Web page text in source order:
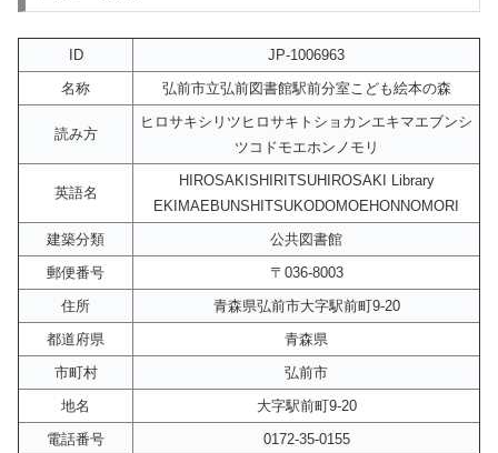
ID
JP-1006963
名称
弘前市立弘前図書館駅前分室こども絵本の森
読み方
ヒロサキシリツヒロサキトショカンエキマエブンシ
ツコドモエホンノモリ
英語名
HIROSAKISHIRITSUHIROSAKI Library
EKIMAEBUNSHITSUKODOMOEHONNOMORI
建築分類
公共図書館
郵便番号
〒036-8003
住所
青森県弘前市大字駅前町9-20
都道府県
青森県
市町村
弘前市
地名
大字駅前町9-20
電話番号
0172-35-0155